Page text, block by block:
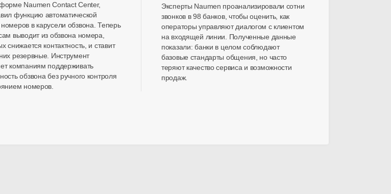
Naumen Contact Center,
функцию автоматической
в карусели обзвона. Теперь
выводит из обзвона номера,
снижается контактность, и ставит
резервные. Инструмент
компаниям поддерживать
обзвона без ручного контроля
номеров.
Эксперты Naumen проанализировали сотни
звонков в 98 банков, чтобы оценить, как
операторы управляют диалогом с клиентом
на входящей линии. Полученные данные
показали: банки в целом соблюдают
базовые стандарты общения, но часто
теряют качество сервиса и возможности
продаж.